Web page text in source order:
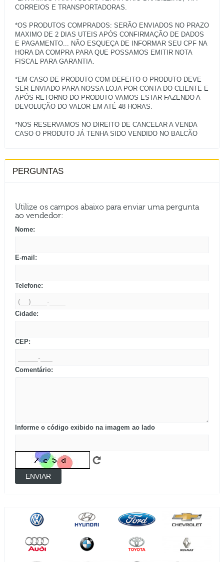
CORREIOS E TRANSPORTADORAS.
*OS PRODUTOS COMPRADOS: SERÃO ENVIADOS NO PRAZO
MAXIMO DE 2 DIAS UTEIS APÓS CONFIRMAÇÃO DE DADOS
E PAGAMENTO... NÃO ESQUEÇA DE INFORMAR SEU CPF NA
HORA DA COMPRA PARA QUE POSSAMOS EMITIR NOTA
FISCAL PARA GARANTIA.
*EM CASO DE PRODUTO COM DEFEITO O PRODUTO DEVE
SER ENVIADO PARA NOSSA LOJA POR CONTA DO CLIENTE E
APÓS RETORNO DO PRODUTO VAMOS ESTAR FAZENDO A
DEVOLUÇÃO DO VALOR EM ATÉ 48 HORAS.
*NOS RESERVAMOS NO DIREITO DE CANCELAR A VENDA
PERGUNTAS
Utilize os campos abaixo para enviar uma pergunta
ao vendedor:
Nome:
E-mail:
Telefone:
Cidade:
CEP:
Comentário:
Informe o código exibido na imagem ao lado
ENVIAR